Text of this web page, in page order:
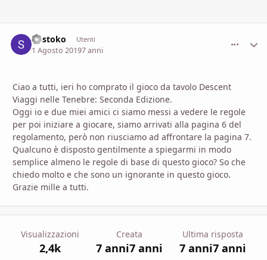
Rostoko Utenti
1 Agosto 20197 anni
Ciao a tutti, ieri ho comprato il gioco da tavolo Descent
Viaggi nelle Tenebre: Seconda Edizione.
Oggi io e due miei amici ci siamo messi a vedere le regole
per poi iniziare a giocare, siamo arrivati alla pagina 6 del
regolamento, però non riusciamo ad affrontare la pagina 7.
Qualcuno è disposto gentilmente a spiegarmi in modo
semplice almeno le regole di base di questo gioco? So che
chiedo molto e che sono un ignorante in questo gioco.
Grazie mille a tutti.
Visualizzazioni
2,4k
Creata
7 anni7 anni
Ultima risposta
7 anni7 anni